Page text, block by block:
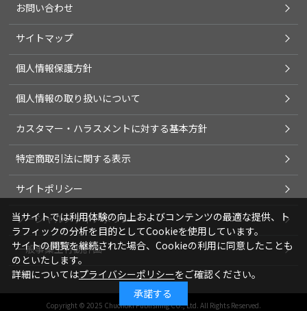
お問い合わせ
サイトマップ
個人情報保護方針
個人情報の取り扱いについて
カスタマー・ハラスメントに対する基本方針
特定商取引法に関する表示
サイトポリシー
ソーシャルメディアポリシー
一般事業主行動計画
Copyright © 2025 Chuohoki Publishing CO., Ltd. All Rights Reserved.
当サイトでは利用体験の向上およびコンテンツの最適な提供、ト
ラフィックの分析を目的としてCookieを使用しています。
サイトの閲覧を継続された場合、Cookieの利用に同意したことも
のといたします。
詳細についてはプライバシーポリシーをご確認ください。
承諾する